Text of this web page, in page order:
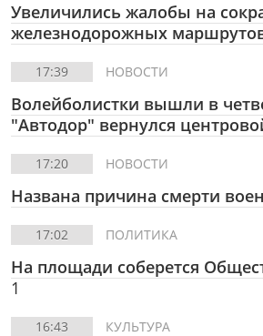
Увеличились жалобы на
железнодорожных
17:39 НОВОСТИ
Волейболистки вышли в
"Автодор" вернулся
17:20 НОВОСТИ
Названа причина смерти
17:02 ПОЛИТИКА
На площади соберется
1
16:43 КУЛЬТУРА